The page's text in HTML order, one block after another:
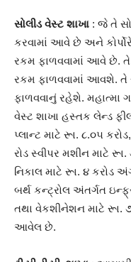
સોલીડ વેસ્ટ શાખા : જે તે
કરવામાં આવે છે અને
રકમ ફાળવવામાં આવે છે. તે
રકમ ફાળવવામાં આવશે.
ફાળવવાનું રહેશે. મહાત્મા
વેસ્ટ શાખા હસ્તક લેન્ડ
પ્લાન્ટ માટે રૂા. ૮.૦૫
રોડ સ્વીપર મશીન માટે
નિકાલ માટે રૂા. ૪
બર્થ કન્ટ્રોલ અંતર્ગત
તથા વેકશીનેશન માટે રૂા.
આવેલ છે.